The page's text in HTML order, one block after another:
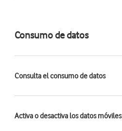
Consumo de datos
Consulta el consumo de datos
Activa o desactiva los datos móviles